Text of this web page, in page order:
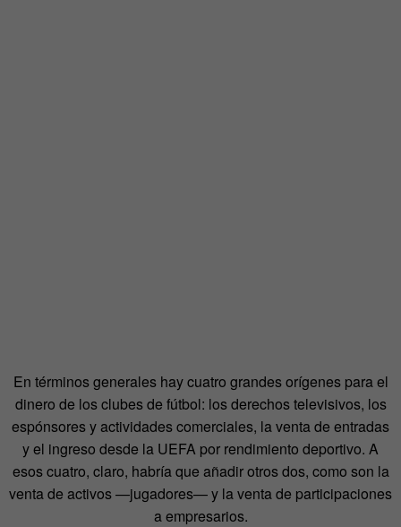
En términos generales hay cuatro grandes orígenes para el
dinero de los clubes de fútbol: los derechos televisivos, los
espónsores y actividades comerciales, la venta de entradas
y el ingreso desde la UEFA por rendimiento deportivo. A
esos cuatro, claro, habría que añadir otros dos, como son la
venta de activos —jugadores— y la venta de participaciones
a empresarios.